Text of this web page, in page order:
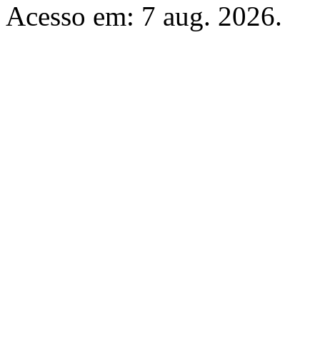
Acesso em: 7 aug. 2026.